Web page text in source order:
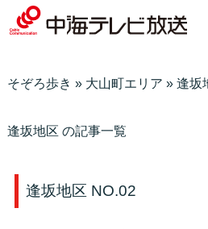
そぞろ歩き » 大山町エリア » 逢坂
逢坂地区 の記事一覧
逢坂地区 NO.02